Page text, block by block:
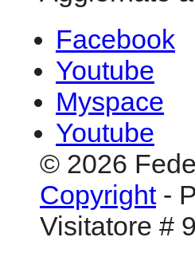
davvero
definisce
memorabile".
Aggiornato a
Facebook
Youtube
Myspace